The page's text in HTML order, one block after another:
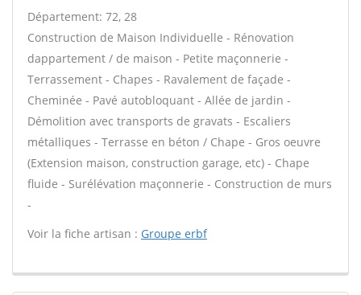
Département: 72, 28
Construction de Maison Individuelle - Rénovation
dappartement / de maison - Petite maçonnerie -
Terrassement - Chapes - Ravalement de façade -
Cheminée - Pavé autobloquant - Allée de jardin -
Démolition avec transports de gravats - Escaliers
métalliques - Terrasse en béton / Chape - Gros oeuvre
(Extension maison, construction garage, etc) - Chape
fluide - Surélévation maçonnerie - Construction de murs
-
Voir la fiche artisan : Groupe erbf